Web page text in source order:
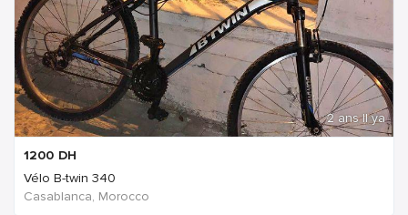
2 ans Il ya
1200 DH
Vélo B-twin 340
Casablanca, Morocco